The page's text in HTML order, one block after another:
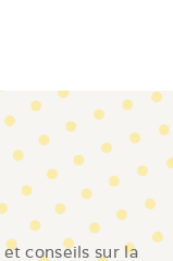
conseils sur la